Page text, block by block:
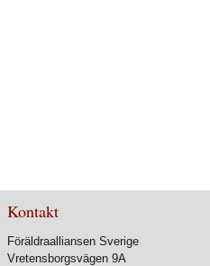
Kontakt
Föräldraalliansen Sverige
Vretensborgsvägen 9A